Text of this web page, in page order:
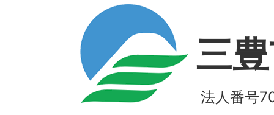
三
法人番号